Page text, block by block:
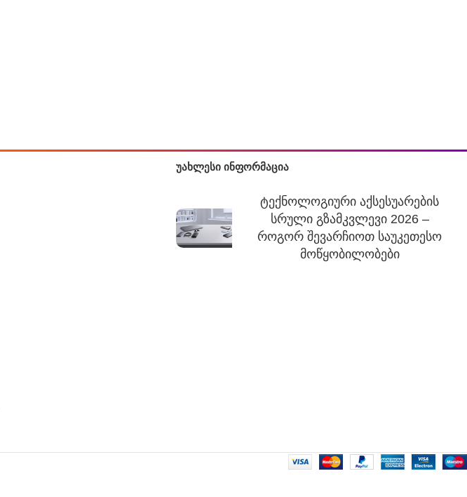
უახლესი ინფორმაცია
ტექნოლოგიური აქსესუარების
სრული გზამკვლევი 2026 –
როგორ შევარჩიოთ საუკეთესო
მოწყობილობები